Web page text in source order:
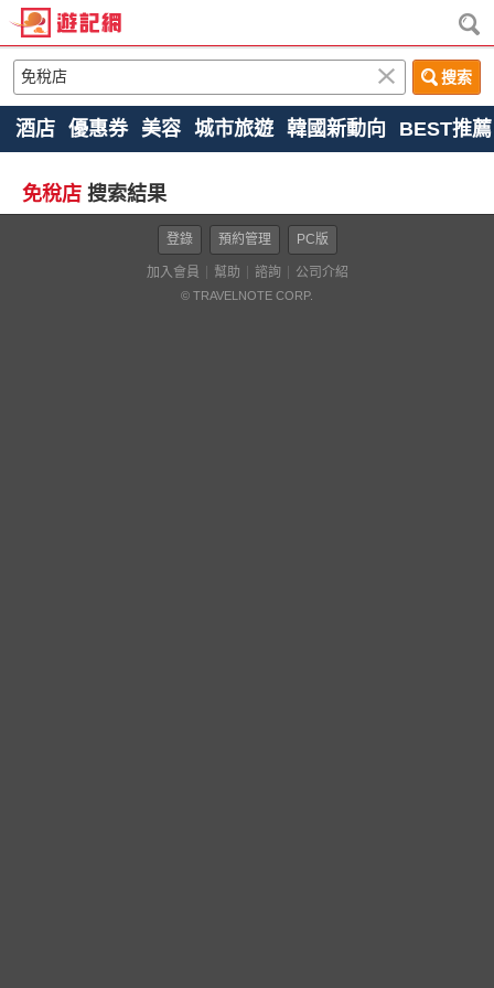
搜索
酒店 優惠券 美容 城市旅遊 韓國新動向 BEST推薦
免稅店 搜索結果
登錄 預約管理 PC版
加入會員 幫助 諮詢 公司介紹
© TRAVELNOTE CORP.